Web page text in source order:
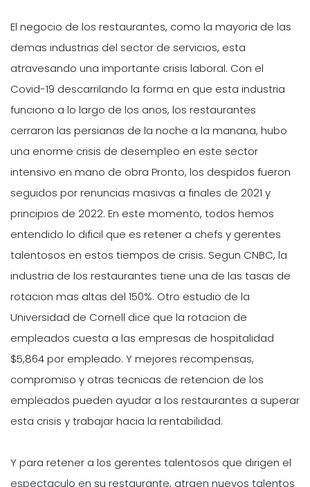
El negocio de los restaurantes, como la mayoria de las
demas industrias del sector de servicios, esta
atravesando una importante crisis laboral. Con el
Covid-19 descarrilando la forma en que esta industria
funciono a lo largo de los anos, los restaurantes
cerraron las persianas de la noche a la manana, hubo
una enorme crisis de desempleo en este sector
intensivo en mano de obra Pronto, los despidos fueron
seguidos por renuncias masivas a finales de 2021 y
principios de 2022. En este momento, todos hemos
entendido lo dificil que es retener a chefs y gerentes
talentosos en estos tiempos de crisis. Segun CNBC, la
industria de los restaurantes tiene una de las tasas de
rotacion mas altas del 150%. Otro estudio de la
Universidad de Cornell dice que la rotacion de
empleados cuesta a las empresas de hospitalidad
$5,864 por empleado. Y mejores recompensas,
compromiso y otras tecnicas de retencion de los
empleados pueden ayudar a los restaurantes a superar
esta crisis y trabajar hacia la rentabilidad.
Y para retener a los gerentes talentosos que dirigen el
espectaculo en su restaurante, atraen nuevos talentos